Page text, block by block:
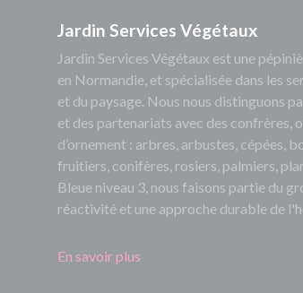
Jardin Services Végétaux
Jardin Services Végétaux est une
en Normandie, et spécialisée dans les
et du paysage. Nous nous distinguons
et des partenariats avec des confrères,
d’ornement : arbres, arbustes, cépées,
fruitiers, conifères, rosiers, palmiers,
Bleue niveau 3, nous faisons partie du
réactivité et une approche durable de
En savoir plus